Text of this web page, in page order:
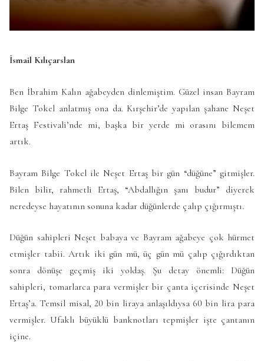
İsmail Kılıçarslan
Ben İbrahim Kalın ağabeyden dinlemiştim. Güzel insan Bayram
Bilge Tokel anlatmış ona da. Kırşehir’de yapılan şahane Neşet
Ertaş Festivali’nde mi, başka bir yerde mi orasını bilemem
artık.
Bayram Bilge Tokel ile Neşet Ertaş bir gün “düğüne” gitmişler.
Bilen bilir, rahmetli Ertaş, “Abdallığın şanı budur” diyerek
neredeyse hayatının sonuna kadar düğünlerde çalıp çığırmıştı.
Düğün sahipleri Neşet babaya ve Bayram ağabeye çok hürmet
etmişler tabii. Artık iki gün mü, üç gün mü çalıp çığırdıktan
sonra dönüşe geçmiş iki yoldaş. Şu detay önemli: Düğün
sahipleri, tomarlarca para vermişler bir çanta içerisinde Neşet
Ertaş’a. Temsil misal, 20 bin liraya anlaşıldıysa 60 bin lira para
vermişler. Ufaklı büyüklü banknotları tepmişler işte çantanın
içine.